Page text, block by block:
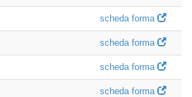
scheda forma
scheda forma
scheda forma
scheda forma